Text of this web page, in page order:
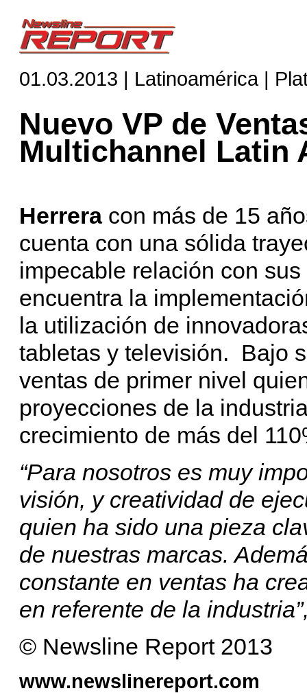
01.03.2013 | Latinoamérica |
Nuevo VP de
Multichannel Latin
Herrera con más de 15
cuenta con una sólida
impecable relación con
encuentra la
la utilización de
tabletas y televisión. Bajo
ventas de primer nivel
proyecciones de la
crecimiento de más del
“Para nosotros es muy
visión, y creatividad de
quien ha sido una pieza
de nuestras marcas.
constante en ventas ha
en referente de la
© Newsline Report 2013
www.newslinereport.com